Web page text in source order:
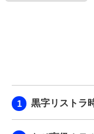
黒字リストラ